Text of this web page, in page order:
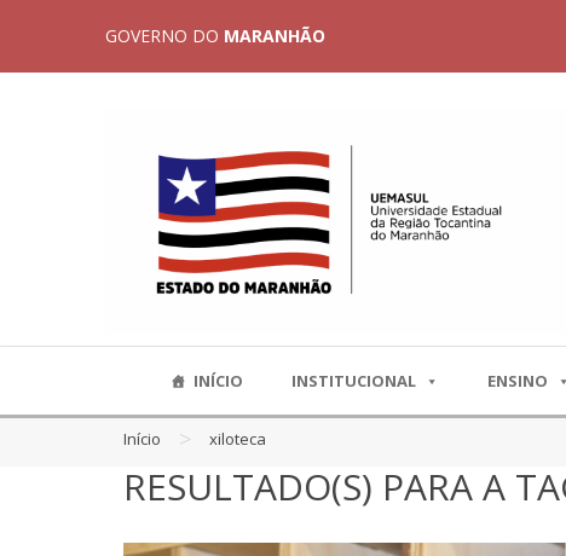
GOVERNO DO MARANHÃO
INÍCIO INSTITUCIONAL ENSINO
Início > xiloteca
RESULTADO(S) PARA A